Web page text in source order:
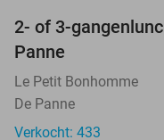
2- of 3-
Panne
Le Petit Bonhomme
De Panne
Verkocht: 433